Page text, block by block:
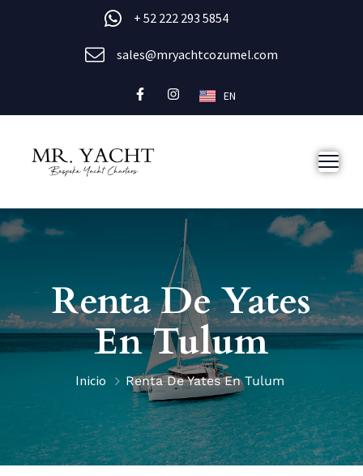
+ 52 222 293 5854
sales@mryachtcozumel.com
EN
Renta De Yates
En Tulum
Inicio Renta De Yates En Tulum